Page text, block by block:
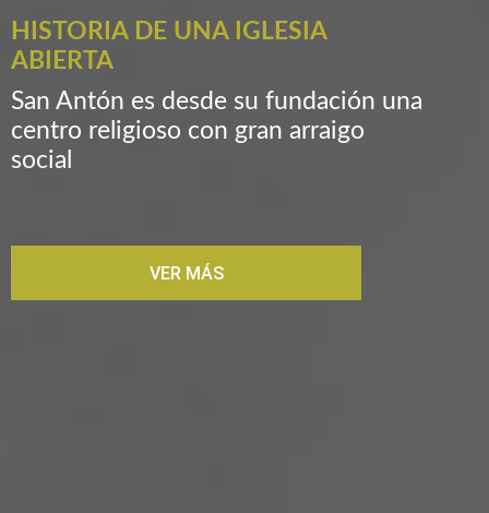
HISTORIA DE UNA IGLESIA
ABIERTA
San Antón es desde su fundación una
centro religioso con gran arraigo
social
VER MÁS